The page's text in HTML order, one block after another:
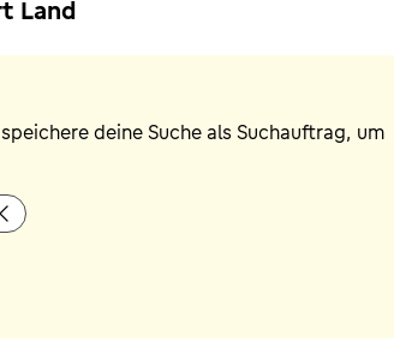
Land
deine Suche als Suchauftrag, um